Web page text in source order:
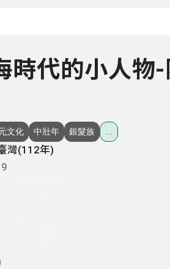
時代的小人物
文化 中壯年 銀髮族
灣(112年)